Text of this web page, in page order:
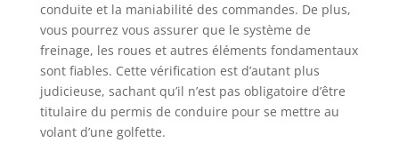
conduite et la maniabilité des commandes. De plus,
vous pourrez vous assurer que le système de
freinage, les roues et autres éléments fondamentaux
sont fiables. Cette vérification est d’autant plus
judicieuse, sachant qu’il n’est pas obligatoire d’être
titulaire du permis de conduire pour se mettre au
volant d’une golfette.